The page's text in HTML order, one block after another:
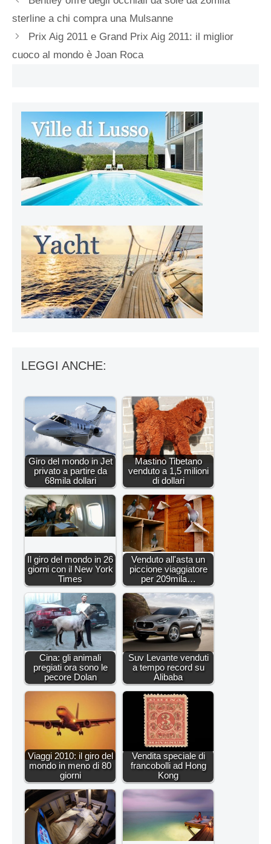
sterline a chi compra una Mulsanne
Prix Aig 2011 e Grand Prix Aig 2011: il miglior
cuoco al mondo è Joan Roca
LEGGI ANCHE:
Giro del mondo in Jet
privato a partire da
68mila dollari
Mastino Tibetano
venduto a 1,5 milioni
di dollari
Il giro del mondo in 26
giorni con il New York
Times
Venduto all'asta un
piccione viaggiatore
per 209mila…
Cina: gli animali
pregiati ora sono le
pecore Dolan
Suv Levante venduti
a tempo record su
Alibaba
Viaggi 2010: il giro del
mondo in meno di 80
giorni
Vendita speciale di
francobolli ad Hong
Kong